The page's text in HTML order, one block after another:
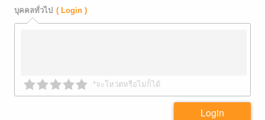
บุคคลทั่วไป ( Login )
*จะโหวตหรือไม่ก็ได้
Login